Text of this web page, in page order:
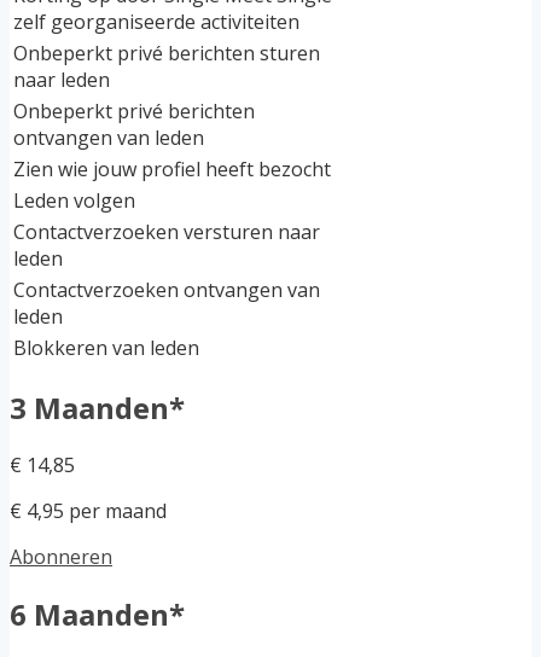
zelf georganiseerde activiteiten
Onbeperkt privé berichten sturen
naar leden
Onbeperkt privé berichten
ontvangen van leden
Zien wie jouw profiel heeft bezocht
Leden volgen
Contactverzoeken versturen naar
leden
Contactverzoeken ontvangen van
leden
Blokkeren van leden
3 Maanden*
€ 14,85
€ 4,95 per maand
Abonneren
6 Maanden*